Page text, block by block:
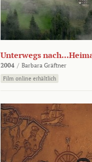
Unterwegs
2004 / Barbara Gräftner
Film online erhältlich